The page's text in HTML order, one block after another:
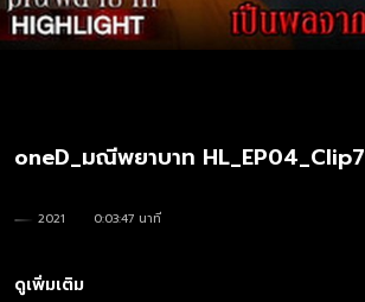
oneD_มณีพยาบาท HL_EP04_Clip7
2021
0:03:47 นาที
ดูเพิ่มเติม